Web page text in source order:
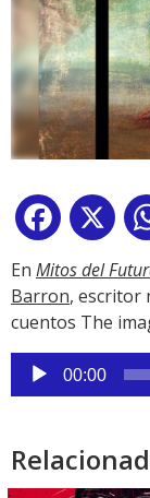
Facebook
X
En Mitos del
Barron, escritor
cuentos The
Reproductor
de
00:00